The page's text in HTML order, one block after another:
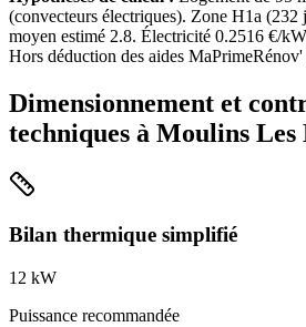
(convecteurs électriques). Zone H1a (232
moyen estimé 2.8. Électricité 0.2516 €/
Hors déduction des aides
Dimensionnement et
techniques à Moulins Les
Bilan thermique simplifié
12 kW
Puissance recommandée